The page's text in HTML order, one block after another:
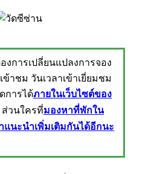
งการเปลี่ยนแปลงการจอง
ข้าชม วันเวลาเข้าเยี่ยมชม
การได้ภายในเว็บไซต์ของ
วนใครที่มองหาที่พักใน
แนะนำเพิ่มเติมกันได้อีกนะ